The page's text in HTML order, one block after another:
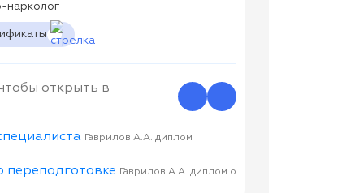
нарколог
открыть в
Гаврилов А.А. диплом
Гаврилов А.А. диплом о